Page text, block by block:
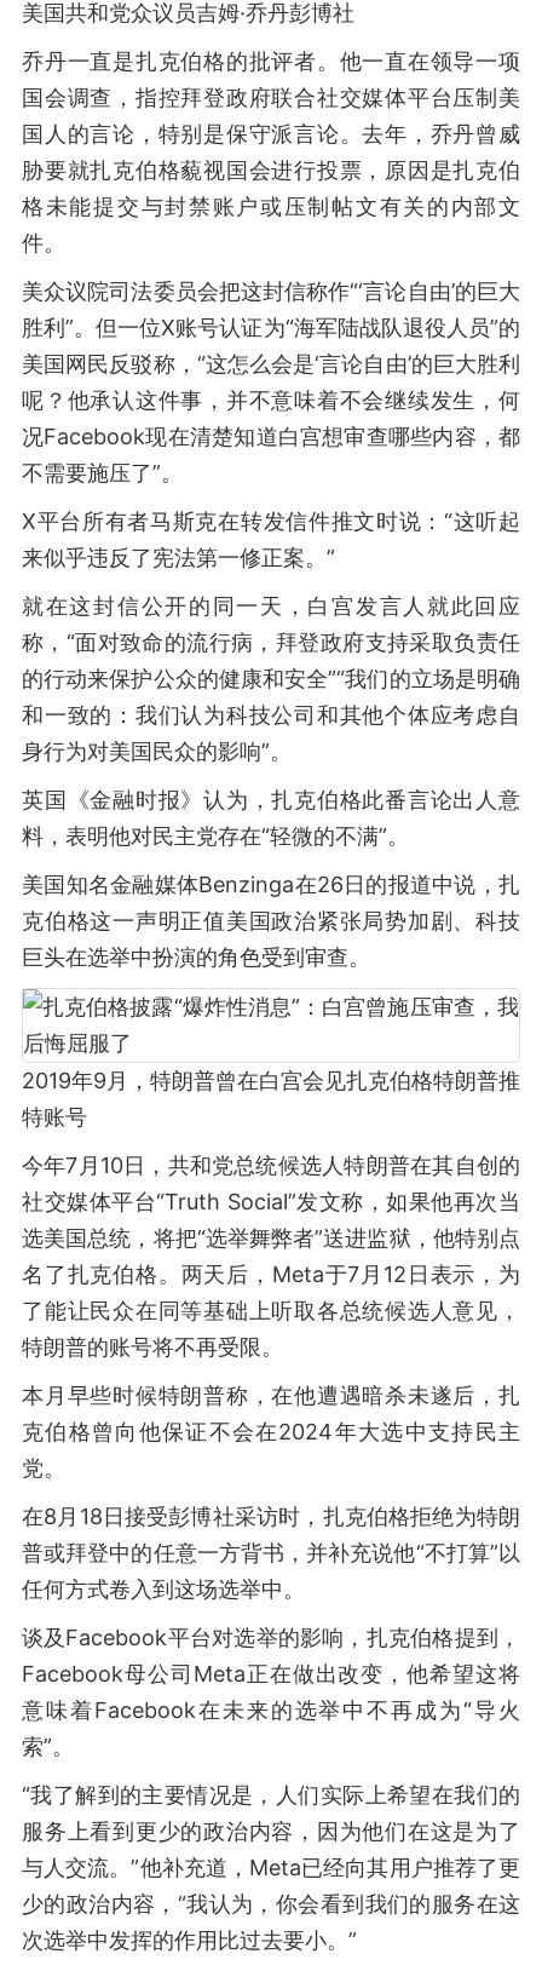
美国共和党众议员吉姆·乔丹彭博社
乔丹一直是扎克伯格的批评者。他一直在领导一项
国会调查，指控拜登政府联合社交媒体平台压制美
国人的言论，特别是保守派言论。去年，乔丹曾威
胁要就扎克伯格藐视国会进行投票，原因是扎克伯
格未能提交与封禁账户或压制帖文有关的内部文
件。
美众议院司法委员会把这封信称作“‘言论自由’的巨大
胜利”。但一位X账号认证为“海军陆战队退役人员”的
美国网民反驳称，“这怎么会是‘言论自由’的巨大胜利
呢？他承认这件事，并不意味着不会继续发生，何
况Facebook现在清楚知道白宫想审查哪些内容，都
不需要施压了”。
X平台所有者马斯克在转发信件推文时说：“这听起
来似乎违反了宪法第一修正案。”
就在这封信公开的同一天，白宫发言人就此回应
称，“面对致命的流行病，拜登政府支持采取负责任
的行动来保护公众的健康和安全”“我们的立场是明确
和一致的：我们认为科技公司和其他个体应考虑自
身行为对美国民众的影响”。
英国《金融时报》认为，扎克伯格此番言论出人意
料，表明他对民主党存在“轻微的不满”。
美国知名金融媒体Benzinga在26日的报道中说，扎
克伯格这一声明正值美国政治紧张局势加剧、科技
巨头在选举中扮演的角色受到审查。
2019年9月，特朗普曾在白宫会见扎克伯格特朗普推
特账号
今年7月10日，共和党总统候选人特朗普在其自创的
社交媒体平台“Truth Social”发文称，如果他再次当
选美国总统，将把“选举舞弊者”送进监狱，他特别点
名了扎克伯格。两天后，Meta于7月12日表示，为
了能让民众在同等基础上听取各总统候选人意见，
特朗普的账号将不再受限。
本月早些时候特朗普称，在他遭遇暗杀未遂后，扎
克伯格曾向他保证不会在2024年大选中支持民主
党。
在8月18日接受彭博社采访时，扎克伯格拒绝为特朗
普或拜登中的任意一方背书，并补充说他“不打算”以
任何方式卷入到这场选举中。
谈及Facebook平台对选举的影响，扎克伯格提到，
Facebook母公司Meta正在做出改变，他希望这将
意味着Facebook在未来的选举中不再成为“导火
索”。
“我了解到的主要情况是，人们实际上希望在我们的
服务上看到更少的政治内容，因为他们在这是为了
与人交流。”他补充道，Meta已经向其用户推荐了更
少的政治内容，“我认为，你会看到我们的服务在这
次选举中发挥的作用比过去要小。”